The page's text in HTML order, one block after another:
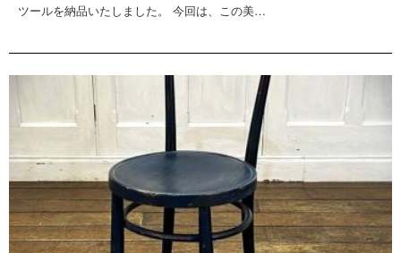
ツールを納品いたしました。 今回は、この美…